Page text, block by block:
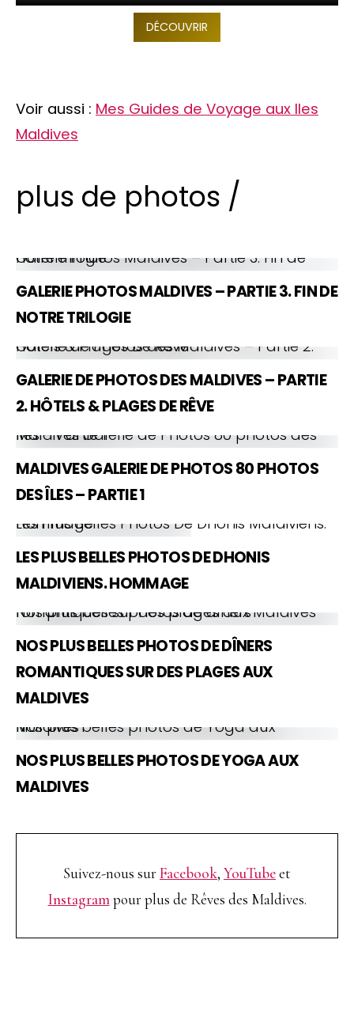
DÉCOUVRIR
Voir aussi : Mes Guides de Voyage aux Iles
Maldives
plus de photos /
Galerie Photos Maldives – Partie 3. Fin de notre trilogie
GALERIE PHOTOS MALDIVES – PARTIE 3. FIN DE
NOTRE TRILOGIE
Galerie de Photos des Maldives – Partie 2. Hôtels & Plages De Rêve
GALERIE DE PHOTOS DES MALDIVES – PARTIE
2. HÔTELS & PLAGES DE RÊVE
Maldives Galerie de Photos 80 photos des Îles – Partie 1
MALDIVES GALERIE DE PHOTOS 80 PHOTOS
DES ÎLES – PARTIE 1
Les Plus Belles Photos De Dhonis Maldiviens. Hommage
LES PLUS BELLES PHOTOS DE DHONIS
MALDIVIENS. HOMMAGE
Nos plus belles photos de dîners romantiques sur des plages aux Maldives
NOS PLUS BELLES PHOTOS DE DÎNERS
ROMANTIQUES SUR DES PLAGES AUX
MALDIVES
Nos plus belles photos de Yoga aux Maldives
NOS PLUS BELLES PHOTOS DE YOGA AUX
MALDIVES
Suivez-nous surFacebook, YouTubeet
Instagrampour plus de Rêves des Maldives.